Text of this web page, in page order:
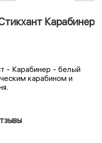
Карабинер
- Карабинер - белый
карабином и